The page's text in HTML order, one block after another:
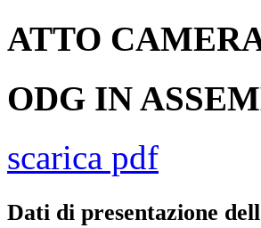
ATTO
ODG IN
scarica pdf
Dati di presentazione